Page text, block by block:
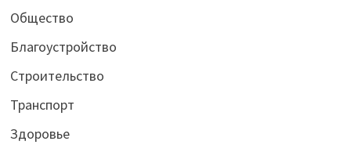
Общество
Благоустройство
Строительство
Транспорт
Здоровье